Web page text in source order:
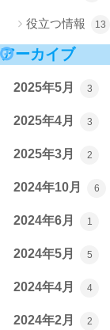
役立つ情報 13
アーカイブ
2025年5月 3
2025年4月 3
2025年3月 2
2024年10月 6
2024年6月 1
2024年5月 5
2024年4月 4
2024年2月 2